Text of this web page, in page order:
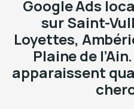
Google Ads
sur Saint-
Loyettes,
Plaine de
apparaissent